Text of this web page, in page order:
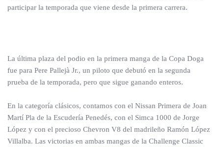
participar la temporada que viene desde la primera carrera.
La última plaza del podio en la primera manga de la Copa Doga
fue para Pere Pallejà Jr., un piloto que debutó en la segunda
prueba de la temporada, pero que sigue ganando enteros.
En la categoría clásicos, contamos con el Nissan Primera de Joan
Martí Pla de la Escudería Penedés, con el Simca 1000 de Jorge
López y con el precioso Chevron V8 del madrileño Ramón López
Villalba. Las victorias en ambas mangas de la Challenge Classic